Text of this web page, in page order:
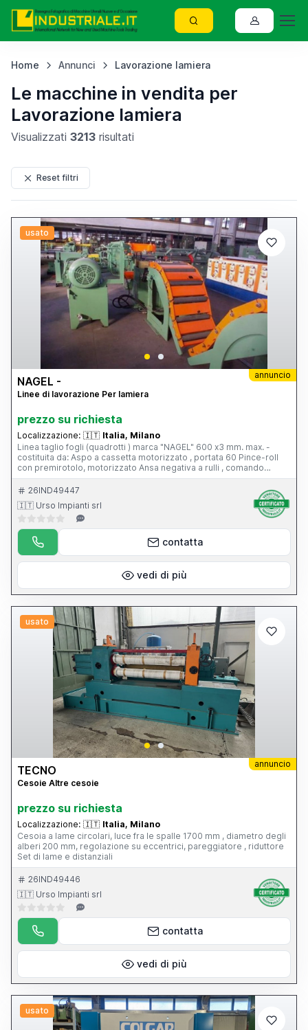
Home Annunci Lavorazione lamiera
Le macchine in vendita per
Lavorazione lamiera
Visualizzati 3213 risultati
Reset filtri
usato
annuncio
NAGEL -
Linee di lavorazione Per lamiera
prezzo su richiesta
Localizzazione: 🇮🇹 Italia, Milano
Linea taglio fogli (quadrotti ) marca "NAGEL" 600 x3 mm. max. -
costituita da: Aspo a cassetta motorizzato , portata 60 Pince-roll
con premirotolo, motorizzato Ansa negativa a rulli , comando
idraulico Introduttore a Spianatrice idraulica , di precisione con
comparatore, n.21 rulli diam.30 mm Gruppo di misura Cesoia
orientabile idraulica Rulliera Raccoglitore a forbice Pompa idraulica
35 Kw , per il comando della spianatrice, ansa e cesoia .
26IND49447
🇮🇹 Urso Impianti srl
contatta
vedi di più
usato
annuncio
TECNO
Cesoie Altre cesoie
prezzo su richiesta
Localizzazione: 🇮🇹 Italia, Milano
Cesoia a lame circolari, luce fra le spalle 1700 mm , diametro degli
alberi 200 mm, regolazione su eccentrici, pareggiatore , riduttore
Set di lame e distanziali
26IND49446
🇮🇹 Urso Impianti srl
contatta
vedi di più
usato